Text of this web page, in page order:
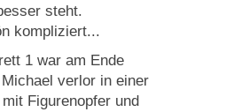
steht.
kompliziert...
1 war am Ende
verlor in einer
Figurenopfer und